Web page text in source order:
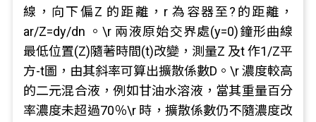
線，向下偏Z 的距離，r 為容器至?的距離，
ar/Z=dy/dn 。\r 兩液原始交界處(y=0)鐘形曲線
最低位置(Z)隨著時間(t)改變，測量Z 及t 作1/Z平
方-t圖，由其斜率可算出擴散係數D。\r 濃度較高
的二元混合液，例如甘油水溶液，當其重量百分
率濃度未超過70％\r 時，擴散係數仍不隨濃度改